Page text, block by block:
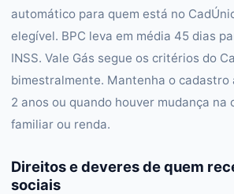
automático para quem está no
elegível. BPC leva em média 45 dias
INSS. Vale Gás segue os critérios do
bimestralmente. Mantenha o cadastro
2 anos ou quando houver mudança na
familiar ou renda.
Direitos e deveres de quem
sociais